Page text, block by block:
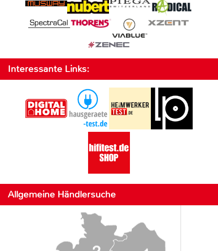
Interessante Links:
Allgemeine Händlersuche